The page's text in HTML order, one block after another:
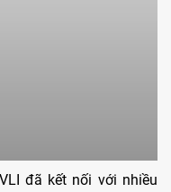
đã kết nối với nhiều